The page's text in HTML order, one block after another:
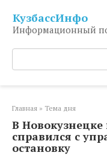
контенту
КузбассИнфо
Информационный
Поиск:
Главная » Тема дня
В Новокузнецке
справился с
остановку